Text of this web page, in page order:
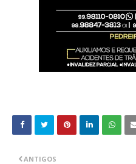
ANTIGOS